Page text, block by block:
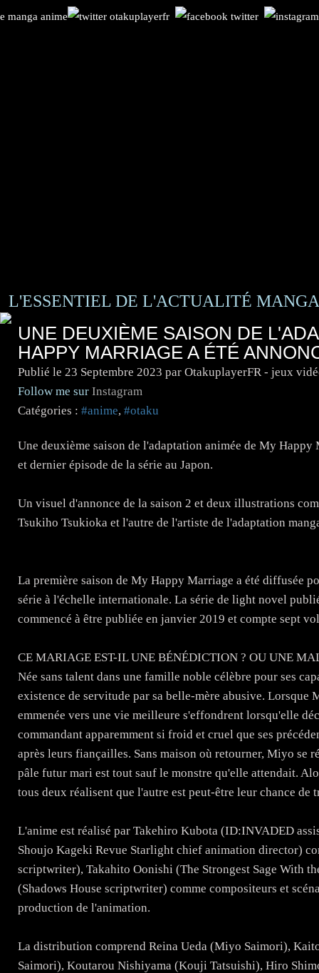
L'ESSENTIEL DE L'ACTUALITÉ
UNE DEUXIÈME SAISON DE
HAPPY MARRIAGE A ÉTÉ
Publié le 23 Septembre 2023 par OtakuplayerFR - jeux
Follow me sur Instagram
Catégories : #anime, #otaku
Une deuxième saison de l'adaptation animée de My
et dernier épisode de la série au Japon.
Un visuel d'annonce de la saison 2 et deux illustrations
Tsukiho Tsukioka et l'autre de l'artiste de l'adaptation
La première saison de My Happy Marriage a été diffusée
série à l'échelle internationale. La série de light novel
commencé à être publiée en janvier 2019 et compte sept
CE MARIAGE EST-IL UNE BÉNÉDICTION ? OU UNE
Née sans talent dans une famille noble célèbre pour ses
existence de servitude par sa belle-mère abusive. Lorsque
emmenée vers une vie meilleure s'effondrent lorsqu'elle
commandant apparemment si froid et cruel que ses
après leurs fiançailles. Sans maison où retourner, Miyo se
pâle futur mari est tout sauf le monstre qu'elle attendait.
tous deux réalisent que l'autre est peut-être leur chance
L'anime est réalisé par Takehiro Kubota (ID:INVADED
Shoujo Kageki Revue Starlight chief animation director)
scriptwriter), Takahito Oonishi (The Strongest Sage With
(Shadows House scriptwriter) comme compositeurs et
production de l'animation.
La distribution comprend Reina Ueda (Miyo Saimori),
Saimori), Koutarou Nishiyama (Kouji Tatsuishi), Hiro